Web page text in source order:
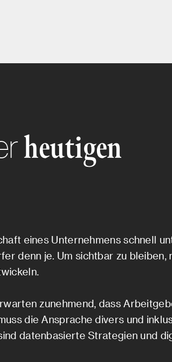
heutigen
eines Unternehmens schnell
denn je. Um sichtbar zu bleiben,
zunehmend, dass
die Ansprache divers und
datenbasierte Strategien und